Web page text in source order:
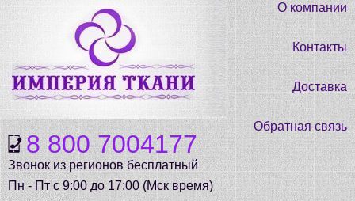
8 800 7004177
Звонок из регионов бесплатный
Пн - Пт с 9:00 до 17:00 (Мск время)
О компании
Контакты
Доставка
Обратная связь